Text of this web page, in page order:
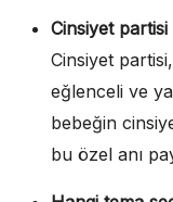
Cinsiyet
Cinsiyet
eğlenceli ve
bebeğin
bu özel anı